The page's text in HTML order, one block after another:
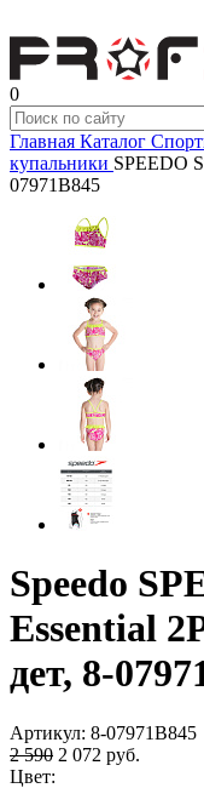
0
Главная Каталог
купальники SPEEDO
07971B845
Speedo
Essential
дет, 8-
Артикул: 8-07971B845
2 590 2 072 руб.
Цвет: